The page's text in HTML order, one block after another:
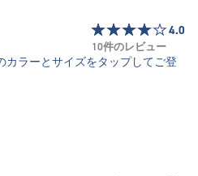
4.0
10件のレビュー
カラーとサイズをタップしてご登